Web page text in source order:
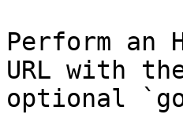
Perform an
URL with
optional